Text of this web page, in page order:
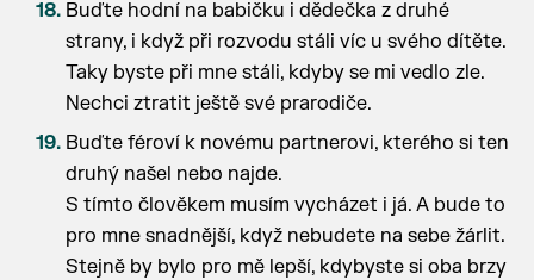
Buďte hodní na babičku i dědečka z druhé
strany, i když při rozvodu stáli víc u svého dítěte.
Taky byste při mne stáli, kdyby se mi vedlo zle.
Nechci ztratit ještě své prarodiče.
Buďte féroví k novému partnerovi, kterého si ten
druhý našel nebo najde.
S tímto člověkem musím vycházet i já. A bude to
pro mne snadnější, když nebudete na sebe žárlit.
Stejně by bylo pro mě lepší, kdybyste si oba brzy